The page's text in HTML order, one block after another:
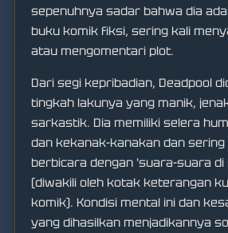
sepenuhnya sadar bahwa dia
buku komik fiksi, sering kali
atau mengomentari plot.
Dari segi kepribadian, Deadpool
tingkah lakunya yang manik,
sarkastik. Dia memiliki selera
dan kekanak-kanakan dan sering
berbicara dengan 'suara-suara di
(diwakili oleh kotak keterangan
komik). Kondisi mental ini dan
yang dihasilkan menjadikannya